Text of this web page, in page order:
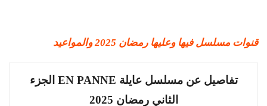
قنوات مسلسل فيها وعليها رمضان 2025 والمواعيد
تفاصيل عن مسلسل عايلة EN PANNE الجزء
الثاني رمضان 2025